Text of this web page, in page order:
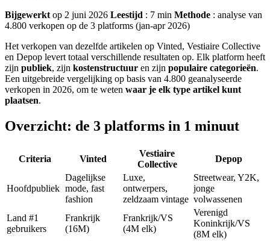
Bijgewerkt op 2 juni 2026 Leestijd : 7 min Methode : analyse van
4.800 verkopen op de 3 platforms (jan-apr 2026)
Het verkopen van dezelfde artikelen op Vinted, Vestiaire Collective
en Depop levert totaal verschillende resultaten op. Elk platform heeft
zijn publiek, zijn kostenstructuur en zijn populaire categorieën.
Een uitgebreide vergelijking op basis van 4.800 geanalyseerde
verkopen in 2026, om te weten waar je elk type artikel kunt
plaatsen.
Overzicht: de 3 platforms in 1 minuut
Criteria Vinted
Vestiaire
Collective
Depop
Hoofdpubliek
Dagelijkse
mode, fast
fashion
Luxe,
ontwerpers,
zeldzaam vintage
Streetwear, Y2K,
jonge
volwassenen
Land #1
gebruikers
Frankrijk
(16M)
Frankrijk/VS
(4M elk)
Verenigd
Koninkrijk/VS
(8M elk)